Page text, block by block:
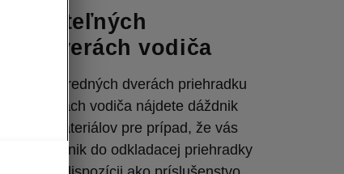
vo dverách vodiča
oboch predných dverách priehradku
vo dverách vodiča nájdete dáždnik
materiálov pre prípad, že vás
dáždnik do odkladacej priehradky